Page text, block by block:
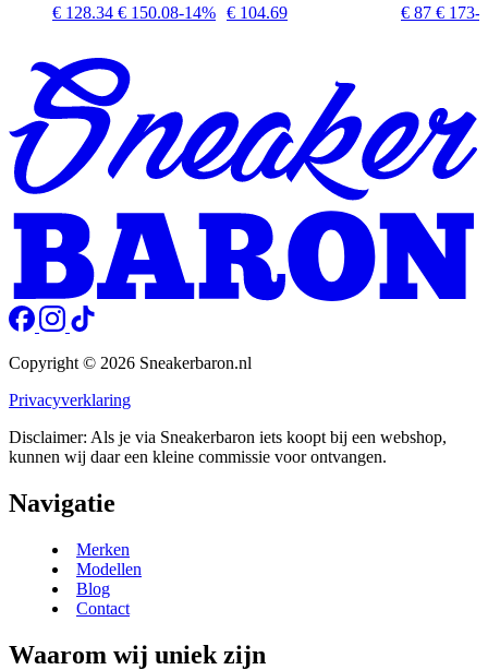
€ 128.34 € 150.08-14% € 104.69 € 87 € 173-
Copyright © 2026 Sneakerbaron.nl
Privacyverklaring
Disclaimer: Als je via Sneakerbaron iets koopt bij een webshop,
kunnen wij daar een kleine commissie voor ontvangen.
Navigatie
Merken
Modellen
Blog
Contact
Waarom wij uniek zijn